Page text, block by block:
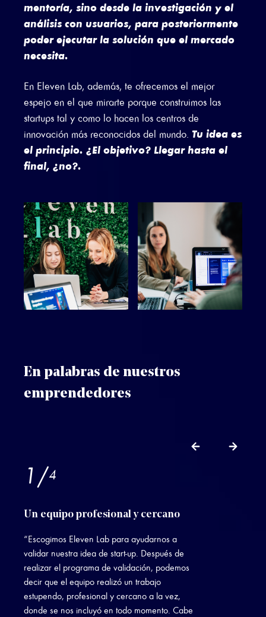
mentoría, sino desde la investigación y el
análisis con usuarios, para posteriormente
poder ejecutar la solución que el mercado
necesita.
En Eleven Lab, además, te ofrecemos el mejor
espejo en el que mirarte porque construimos las
startups tal y como lo hacen los centros de
innovación más reconocidos del mundo. Tu idea es
el principio. ¿El objetivo? Llegar hasta el
final, ¿no?.
En palabras de nuestros
emprendedores
1 /4
Un equipo profesional y cercano
“Escogimos Eleven Lab para ayudarnos a
validar nuestra idea de start-up. Después de
realizar el programa de validación, podemos
decir que el equipo realizó un trabajo
estupendo, profesional y cercano a la vez,
donde se nos incluyó en todo momento. Cabe